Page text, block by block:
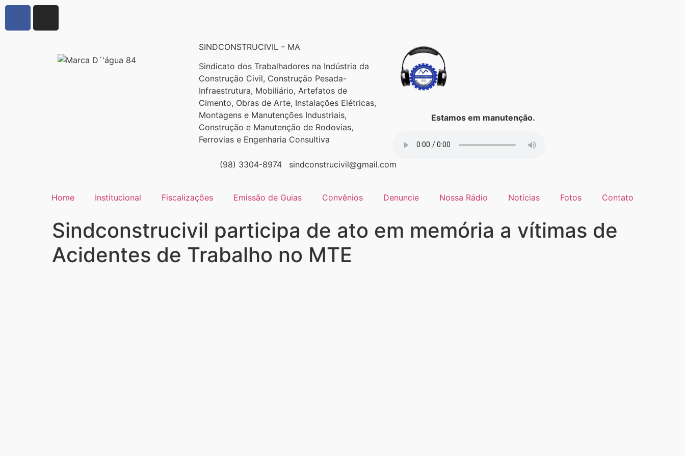
SINDCONSTRUCIVIL – MA
Sindicato dos Trabalhadores na Indústria da
Construção Civil, Construção Pesada-
Infraestrutura, Mobiliário, Artefatos de
Cimento, Obras de Arte, Instalações Elétricas,
Montagens e Manutenções Industriais,
Construção e Manutenção de Rodovias,
Ferrovias e Engenharia Consultiva
(98) 3304-8974 sindconstrucivil@gmail.com
Estamos em manutenção.
Home Institucional Fiscalizações Emissão de Guias Convênios Denuncie Nossa Rádio Notícias Fotos Contato
Sindconstrucivil participa de ato em memória a ví­timas de
Acidentes de Trabalho no MTE